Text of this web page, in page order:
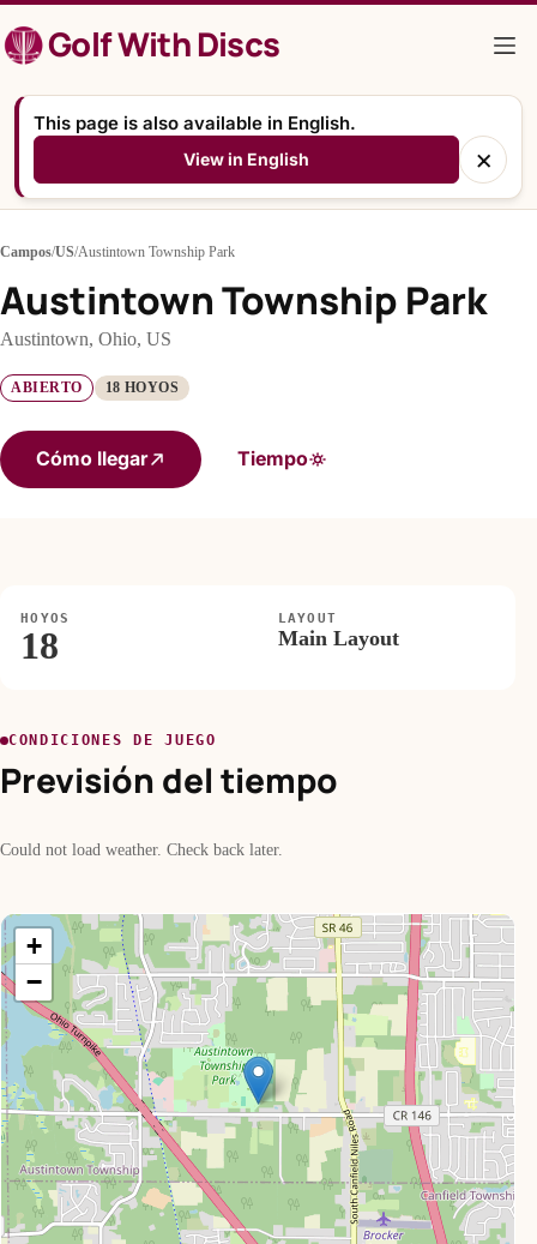
al
contenidoGolf With Discs
This page is also available in English.
View in English ×
Campos/US/Austintown Township Park
Austintown Township Park
Austintown, Ohio, US
ABIERTO 18 HOYOS
Cómo llegar Tiempo
HOYOS
18
LAYOUT
Main Layout
CONDICIONES DE JUEGO
Previsión del tiempo
Could not load weather. Check back later.
+
−